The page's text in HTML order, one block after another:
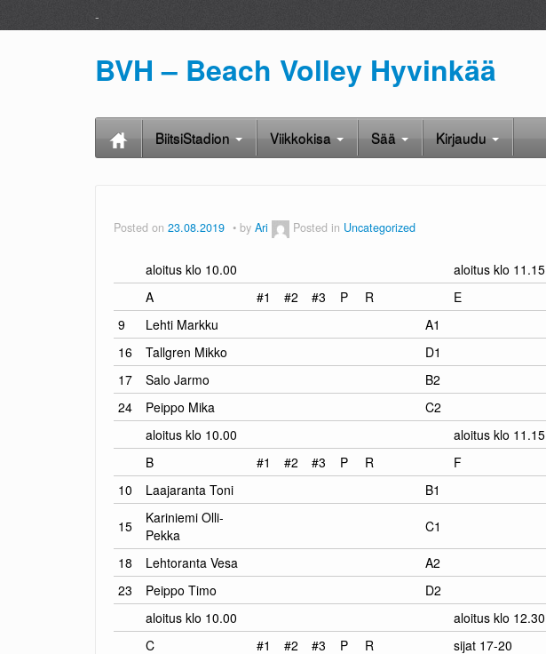
-
BVH – Beach Volley Hyvinkää
BiitsiStadion Viikkokisa Sää Kirjaudu
Posted on 23.08.2019 by Ari Posted in Uncategorized
aloitus klo 10.00
aloitus klo 11.15
A
#1 #2 #3 P R E
9
Lehti Markku
A1
16
Tallgren Mikko
D1
17
Salo Jarmo
B2
24
Peippo Mika
C2
aloitus klo 10.00
aloitus klo 11.15
B
#1 #2 #3 P R F
10
Laajaranta Toni B1
15
Kariniemi Olli-
Pekka
C1
18 Lehtoranta Vesa
A2
23
Peippo Timo
D2
aloitus klo 10.00
aloitus klo 12.30
C
#1 #2 #3 P R sijat 17-20